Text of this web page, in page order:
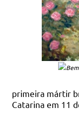
primeira mártir
Catarina em 11